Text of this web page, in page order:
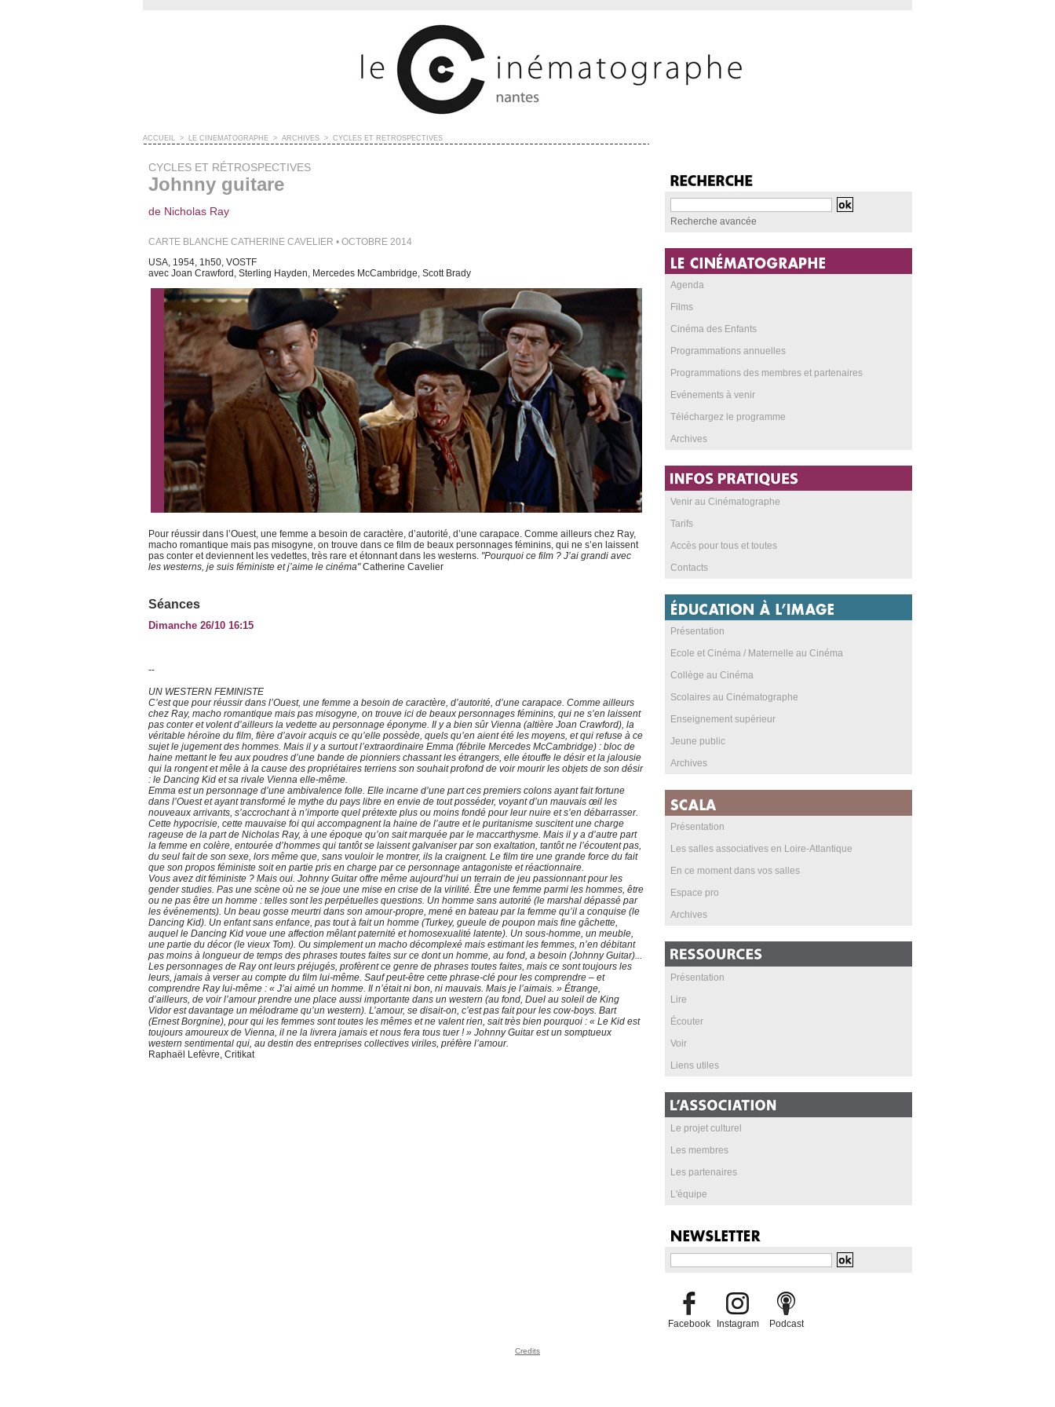
ACCUEIL > LE CINÉMATOGRAPHE > ARCHIVES > CYCLES ET RÉTROSPECTIVES
CYCLES ET RÉTROSPECTIVES
Johnny guitare
de Nicholas Ray
CARTE BLANCHE CATHERINE CAVELIER • OCTOBRE 2014
USA, 1954, 1h50, VOSTF
avec Joan Crawford, Sterling Hayden, Mercedes McCambridge, Scott Brady
Pour réussir dans l’Ouest, une femme a besoin de caractère, d’autorité, d’une carapace. Comme ailleurs chez Ray,
macho romantique mais pas misogyne, on trouve dans ce film de beaux personnages féminins, qui ne s’en laissent
pas conter et deviennent les vedettes, très rare et étonnant dans les westerns. "Pourquoi ce film ? J’ai grandi avec
les westerns, je suis féministe et j’aime le cinéma"Catherine Cavelier
Séances
Dimanche 26/10 16:15
--
UN WESTERN FEMINISTE
C’est que pour réussir dans l’Ouest, une femme a besoin de caractère, d’autorité, d’une carapace. Comme ailleurs
chez Ray, macho romantique mais pas misogyne, on trouve ici de beaux personnages féminins, qui ne s’en laissent
pas conter et volent d’ailleurs la vedette au personnage éponyme. Il y a bien sûr Vienna (altière Joan Crawford), la
véritable héroïne du film, fière d’avoir acquis ce qu’elle possède, quels qu’en aient été les moyens, et qui refuse à ce
sujet le jugement des hommes. Mais il y a surtout l’extraordinaire Emma (fébrile Mercedes McCambridge) : bloc de
haine mettant le feu aux poudres d’une bande de pionniers chassant les étrangers, elle étouffe le désir et la jalousie
qui la rongent et mêle à la cause des propriétaires terriens son souhait profond de voir mourir les objets de son désir
: le Dancing Kid et sa rivale Vienna elle-même.
Emma est un personnage d’une ambivalence folle. Elle incarne d’une part ces premiers colons ayant fait fortune
dans l’Ouest et ayant transformé le mythe du pays libre en envie de tout posséder, voyant d’un mauvais œil les
nouveaux arrivants, s’accrochant à n’importe quel prétexte plus ou moins fondé pour leur nuire et s’en débarrasser.
Cette hypocrisie, cette mauvaise foi qui accompagnent la haine de l’autre et le puritanisme suscitent une charge
rageuse de la part de Nicholas Ray, à une époque qu’on sait marquée par le maccarthysme. Mais il y a d’autre part
la femme en colère, entourée d’hommes qui tantôt se laissent galvaniser par son exaltation, tantôt ne l’écoutent pas,
du seul fait de son sexe, lors même que, sans vouloir le montrer, ils la craignent. Le film tire une grande force du fait
que son propos féministe soit en partie pris en charge par ce personnage antagoniste et réactionnaire.
Vous avez dit féministe ? Mais oui. Johnny Guitar offre même aujourd’hui un terrain de jeu passionnant pour les
gender studies. Pas une scène où ne se joue une mise en crise de la virilité. Être une femme parmi les hommes, être
ou ne pas être un homme : telles sont les perpétuelles questions. Un homme sans autorité (le marshal dépassé par
les événements). Un beau gosse meurtri dans son amour-propre, mené en bateau par la femme qu’il a conquise (le
Dancing Kid). Un enfant sans enfance, pas tout à fait un homme (Turkey, gueule de poupon mais fine gâchette,
auquel le Dancing Kid voue une affection mêlant paternité et homosexualité latente). Un sous-homme, un meuble,
une partie du décor (le vieux Tom). Ou simplement un macho décomplexé mais estimant les femmes, n’en débitant
pas moins à longueur de temps des phrases toutes faites sur ce dont un homme, au fond, a besoin (Johnny Guitar)...
Les personnages de Ray ont leurs préjugés, profèrent ce genre de phrases toutes faites, mais ce sont toujours les
leurs, jamais à verser au compte du film lui-même. Sauf peut-être cette phrase-clé pour les comprendre – et
comprendre Ray lui-même : « J’ai aimé un homme. Il n’était ni bon, ni mauvais. Mais je l’aimais. » Étrange,
d’ailleurs, de voir l’amour prendre une place aussi importante dans un western (au fond, Duel au soleil de King
Vidor est davantage un mélodrame qu’un western). L’amour, se disait-on, c’est pas fait pour les cow-boys. Bart
(Ernest Borgnine), pour qui les femmes sont toutes les mêmes et ne valent rien, sait très bien pourquoi : « Le Kid est
toujours amoureux de Vienna, il ne la livrera jamais et nous fera tous tuer ! » Johnny Guitar est un somptueux
western sentimental qui, au destin des entreprises collectives viriles, préfère l’amour.
Raphaël Lefèvre, Critikat
Recherche avancée
Agenda
Films
Cinéma des Enfants
Programmations annuelles
Programmations des membres et partenaires
Evénements à venir
Téléchargez le programme
Archives
Venir au Cinématographe
Tarifs
Accès pour tous et toutes
Contacts
Présentation
Ecole et Cinéma / Maternelle au Cinéma
Collège au Cinéma
Scolaires au Cinématographe
Enseignement supérieur
Jeune public
Archives
Présentation
Les salles associatives en Loire-Atlantique
En ce moment dans vos salles
Espace pro
Archives
Présentation
Lire
Écouter
Voir
Liens utiles
Le projet culturel
Les membres
Les partenaires
L'équipe
Facebook Instagram Podcast
Credits